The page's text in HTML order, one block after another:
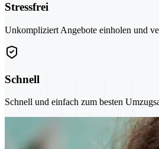
Stressfrei
Unkompliziert Angebote einholen und
Schnell
Schnell und einfach zum besten